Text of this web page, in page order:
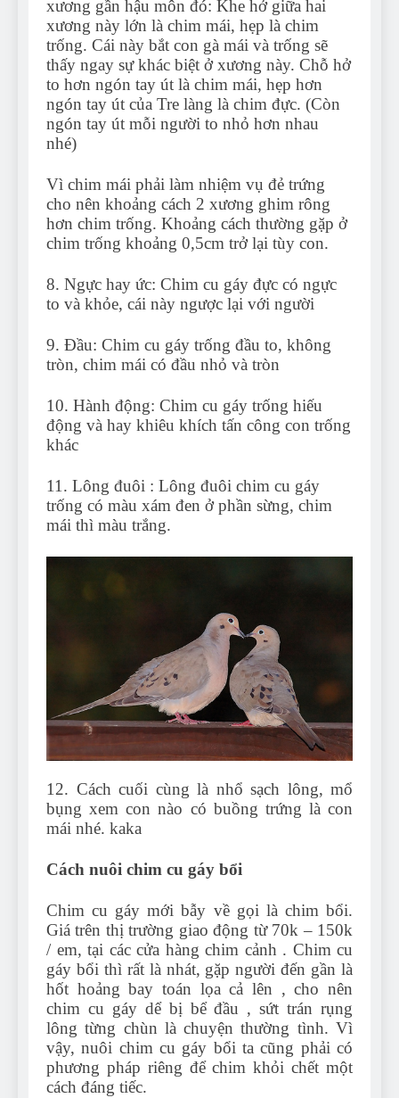
xương gần hậu môn đó: Khe hở giữa hai
xương này lớn là chim mái, hẹp là chim
trống. Cái này bắt con gà mái và trống sẽ
thấy ngay sự khác biệt ở xương này. Chỗ hở
to hơn ngón tay út là chim mái, hẹp hơn
ngón tay út của Tre làng là chim đực. (Còn
ngón tay út mỗi người to nhỏ hơn nhau
nhé)
Vì chim mái phải làm nhiệm vụ đẻ trứng
cho nên khoảng cách 2 xương ghim rông
hơn chim trống. Khoảng cách thường gặp ở
chim trống khoảng 0,5cm trở lại tùy con.
8. Ngực hay ức: Chim cu gáy đực có ngực
to và khỏe, cái này ngược lại với người
9. Đầu: Chim cu gáy trống đầu to, không
tròn, chim mái có đầu nhỏ và tròn
10. Hành động: Chim cu gáy trống hiếu
động và hay khiêu khích tấn công con trống
khác
11. Lông đuôi : Lông đuôi chim cu gáy
trống có màu xám đen ở phần sừng, chim
mái thì màu trắng.
12. Cách cuối cùng là nhổ sạch lông, mổ
bụng xem con nào có buồng trứng là con
mái nhé. kaka
Cách nuôi chim cu gáy bổi
Chim cu gáy mới bẫy về gọi là chim bổi.
Giá trên thị trường giao động từ 70k – 150k
/ em, tại các cửa hàng chim cảnh . Chim cu
gáy bổi thì rất là nhát, gặp người đến gần là
hốt hoảng bay toán lọa cả lên , cho nên
chim cu gáy dể bị bể đầu , sứt trán rụng
lông từng chùn là chuyện thường tình. Vì
vậy, nuôi chim cu gáy bổi ta cũng phải có
phương pháp riêng để chim khỏi chết một
cách đáng tiếc.